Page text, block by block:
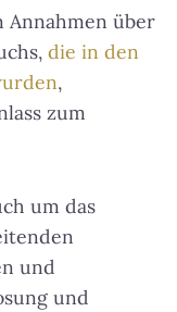
Annahmen über
die in den
,
zum
um das
und
und